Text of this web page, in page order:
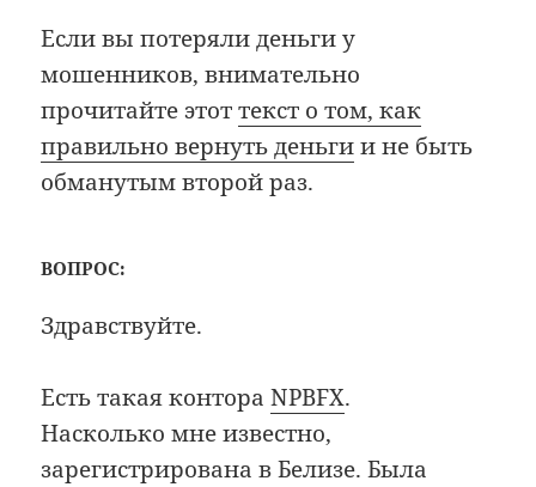
Если вы потеряли деньги у
мошенников, внимательно
прочитайте этоттекст о том, как
правильно вернуть деньгии не быть
обманутым второй раз.
ВОПРОС:
Здравствуйте.
Есть такая контораNPBFX.
Насколько мне известно,
зарегистрирована в Белизе. Была